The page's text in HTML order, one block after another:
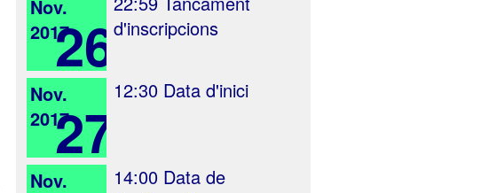
Nov.
201726 d'inscripcions
Nov.
201727
12:30 Data d'inici
Nov.
14:00 Data de